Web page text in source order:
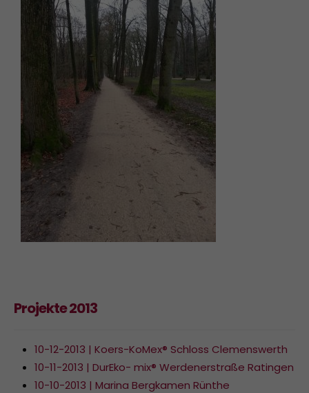
Projekte 2013
10-12-2013 | Koers-KoMex® Schloss Clemenswerth
10-11-2013 | DurEko- mix® Werdenerstraße Ratingen
10-10-2013 | Marina Bergkamen Rünthe